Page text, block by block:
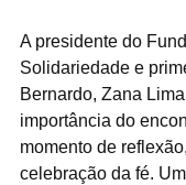
A presidente do
Solidariedade e
Bernardo, Zana
importância do
momento de
celebração da fé.